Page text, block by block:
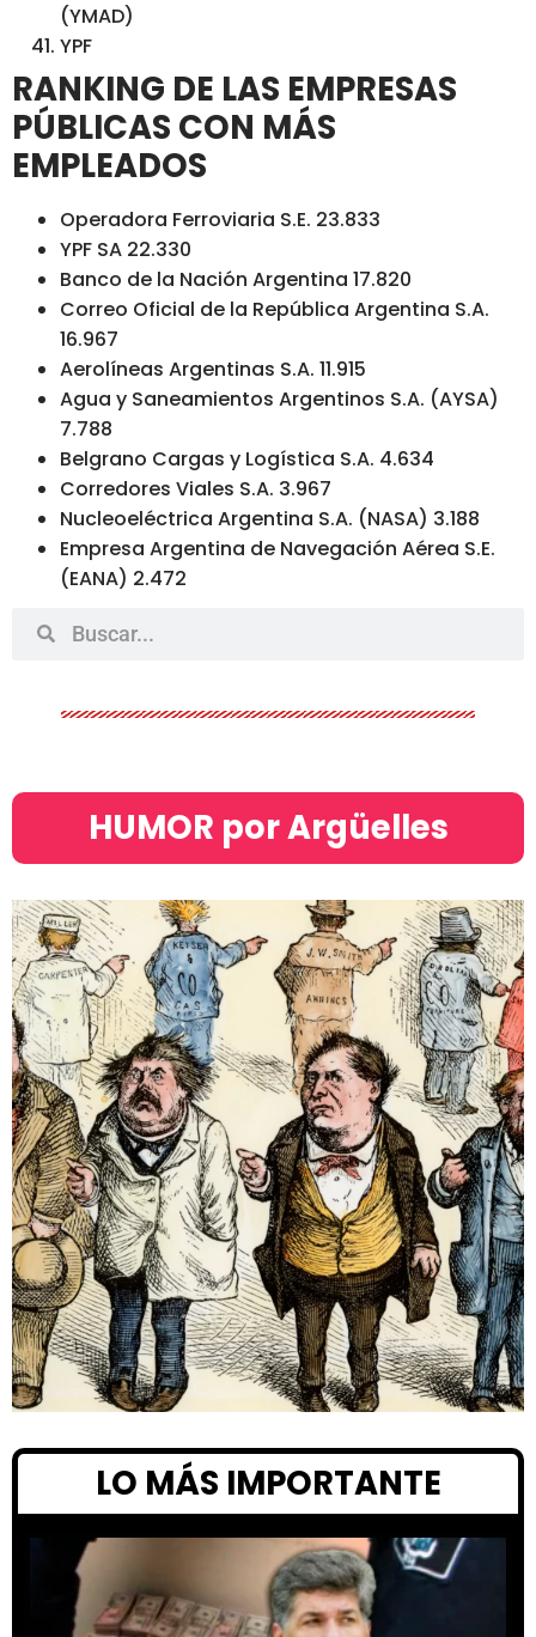
(YMAD)
YPF
RANKING DE LAS EMPRESAS
PÚBLICAS CON MÁS
EMPLEADOS
Operadora Ferroviaria S.E. 23.833
YPF SA 22.330
Banco de la Nación Argentina 17.820
Correo Oficial de la República Argentina S.A.
16.967
Aerolíneas Argentinas S.A. 11.915
Agua y Saneamientos Argentinos S.A. (AYSA)
7.788
Belgrano Cargas y Logística S.A. 4.634
Corredores Viales S.A. 3.967
Nucleoeléctrica Argentina S.A. (NASA) 3.188
Empresa Argentina de Navegación Aérea S.E.
(EANA) 2.472
HUMOR por Argüelles​
LO MÁS IMPORTANTE